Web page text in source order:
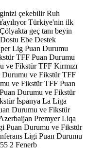
çekebilir Ruh
Türkiye'nin ilk
geç tanı beyin
Ebe Destek
Lig Puan Durumu
TFF Puan Durumu
Fikstür TFF Kırmızı
ve Fikstür TFF
ve Fikstür TFF Puan
Durumu ve Fikstür
İspanya La Liga
Durumu ve Fikstür
Premyer Liqa
Puan Durumu ve Fikstür
Ligi Puan Durumu
2 Fenerb